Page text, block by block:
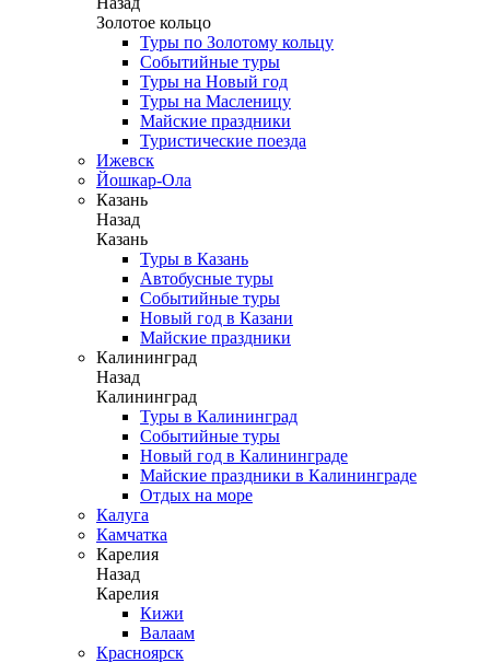
Золотое кольцо
Туры по Золотому кольцу
Событийные туры
Туры на Новый год
Туры на Масленицу
Майские праздники
Туристические поезда
Ижевск
Йошкар-Ола
Казань
Назад
Казань
Туры в Казань
Автобусные туры
Событийные туры
Новый год в Казани
Майские праздники
Калининград
Назад
Калининград
Туры в Калининград
Событийные туры
Новый год в Калининграде
Майские праздники в Калининграде
Отдых на море
Калуга
Камчатка
Карелия
Назад
Карелия
Кижи
Валаам
Красноярск